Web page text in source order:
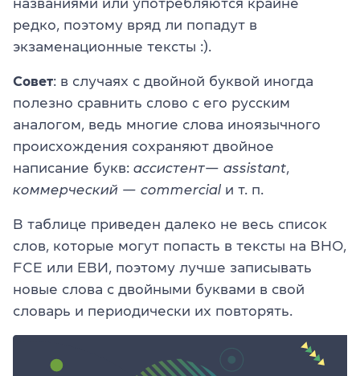
редко, поэтому вряд ли попадут в
экзаменационные тексты :).
Совет: в случаях с двойной буквой иногда
полезно сравнить слово с его русским
аналогом, ведь многие слова иноязычного
происхождения сохраняют двойное
написание букв: ассистент— assistant
коммерческий — commercial и т. п.
В таблице приведен далеко не весь список
слов, которые могут попасть в тексты на ВНО,
FCЕ или ЕВИ, поэтому лучше записывать
новые слова с двойными буквами в свой
словарь и периодически их повторять.